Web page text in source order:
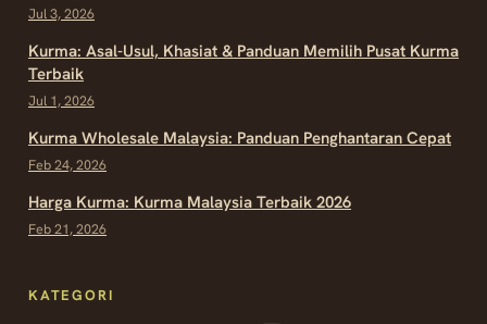
Jul 3, 2026
Kurma: Asal-Usul, Khasiat & Panduan Memilih Pusat Kurma
Terbaik
Jul 1, 2026
Kurma Wholesale Malaysia: Panduan Penghantaran Cepat
Feb 24, 2026
Harga Kurma: Kurma Malaysia Terbaik 2026
Feb 21, 2026
KATEGORI